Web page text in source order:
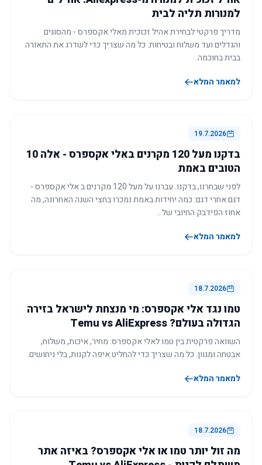
למנורות תליה לבית
מדריך פרקטי לבחירת אהיל זכוכית מאלי אקספרס - מהסוגים
והגדלים ועד משלוח ובטיחות. כל מה שצריך כדי לשדרג את התאורה
בבית בחוכמה.
למאמר המלא
19.7.2026
בדקנו מעל 120 מקרנים באלי אקספרס - אלה 10
הטובים באמת
לפני שבחרנו, בדקנו. עברנו על מעל 120 מקרנים ב אלי אקספרס -
דגם אחרי דגם: כמה יחידות באמת נמכרו בחצי השנה האחרונה, מה
אחוז הפידבק החיובי של…
למאמר המלא
18.7.2026
טמו נגד אלי אקספרס: מי מנצחת לישראל בזירה
הגדולה בעולם? Temu vs AliExpress
השוואה פרקטית בין טמו לאלי אקספרס: מחיר, איכות, משלוח,
אבטחה ומגוון. כל מה שצריך כדי להחליט איפה לקנות, בלי ניחושים.
למאמר המלא
18.7.2026
מה זול יותר טמו או אלי אקספרס? באיזה אתר